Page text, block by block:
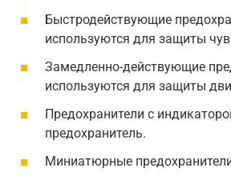
Быстродействующие
используются для защиты
Замедленно-действующие
используются для защиты
Предохранители с
предохранитель.
Миниатюрные